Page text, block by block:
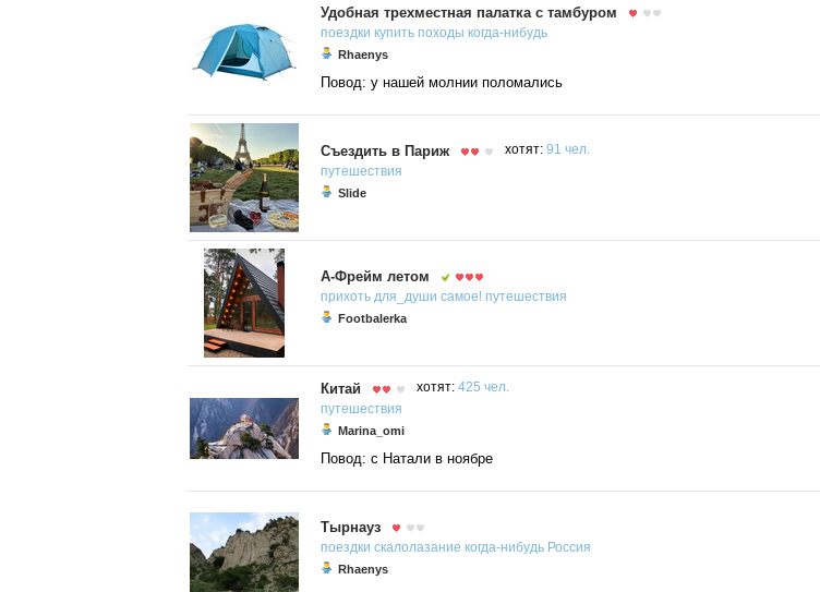
Удобная трехместная палатка с тамбуром
поездки купить походы когда-нибудь
Rhaenys
Повод: у нашей молнии поломались
Съездить в Париж хотят: 91 чел.
путешествия
Slide
А-Фрейм летом
прихоть для_души самое! путешествия
Footbalerka
Китай хотят: 425 чел.
путешествия
Marina_omi
Повод: с Натали в ноябре
Тырнауз
поездки скалолазание когда-нибудь Россия
Rhaenys